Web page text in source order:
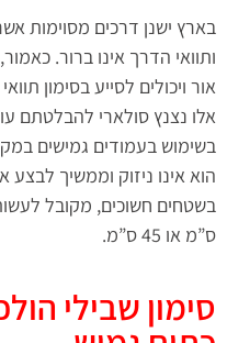
בארץ ישנן דרכים מסוימות
ותוואי הדרך אינו ברור.
אור ויכולים לסייע בסימון
אלו נצנץ סולארי להבלטתם
בשימוש בעמודים גמישים
הוא אינו ניזוק וממשיך
ס”מ או 45 ס”מ.
סימון שבילי